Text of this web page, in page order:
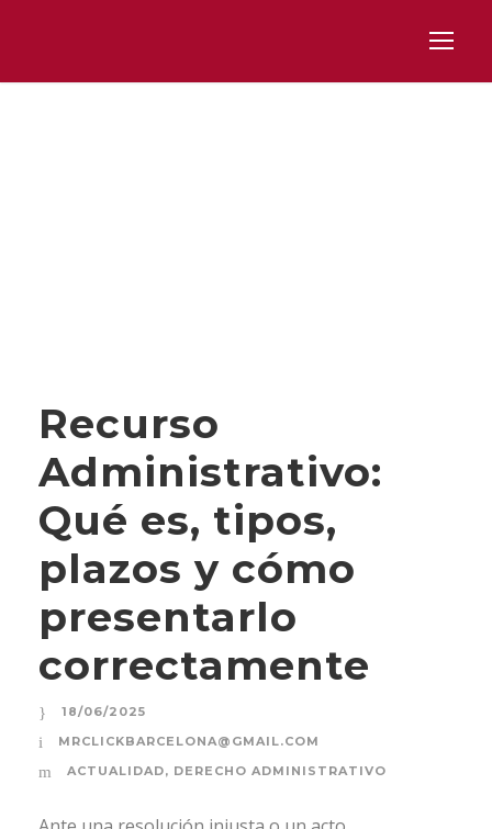
Recurso
Administrativo:
Qué es, tipos,
plazos y cómo
presentarlo
correctamente
18/06/2025
MRCLICKBARCELONA@GMAIL.COM
ACTUALIDAD, DERECHO ADMINISTRATIVO